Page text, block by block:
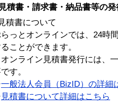
見積書・請求書・納品書等の
積書について
っとオンラインでは、24時
ことができます。
ンライン見積書発行には、
す。
一般法人会員（BizID）の詳細
見積書について詳細はこちら